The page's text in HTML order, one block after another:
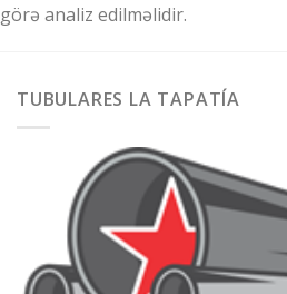
görə analiz edilməlidir.
TUBULARES LA TAPATÍA